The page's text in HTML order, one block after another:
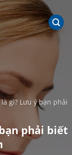
gì? Lưu ý bạn phải
phải biết